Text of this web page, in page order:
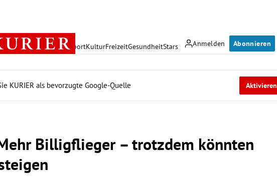
Anmelden Abonnieren
PolitikWirtschaft SportKulturFreizeitGesundheitStars
KURIER als bevorzugte Google-Quelle Aktivieren
Billigflieger – trotzdem könnten